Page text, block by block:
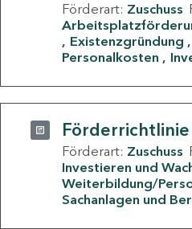
Förderart: Zuschuss
Existenzgründung
Personalkosten
Förderrichtlinie
Förderart: Zuschuss
Investieren und
Weiterbildung/
Sachanlagen und